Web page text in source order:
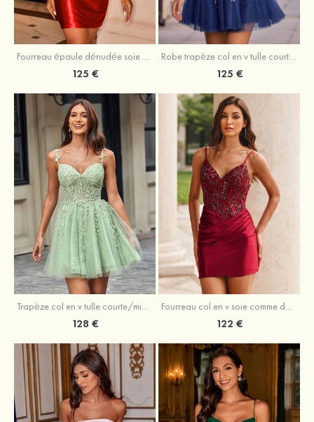
Fourreau épaule dénudée soie comme du satin courte/mini robe de fête de la rentrée
125 €
Robe trapèze col en v tulle courte/mini robe de fête de la rentrée avec poches paillettes
125 €
Trapèze col en v tulle courte/mini robe de fête de la rentrée avec perles
128 €
Fourreau col en v soie comme du satin courte/mini robe de fête de la rentrée avec paillettes
122 €